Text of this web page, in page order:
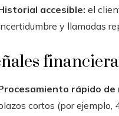
accesible: el
y llamadas
rápido de
cortos (por ejemplo,